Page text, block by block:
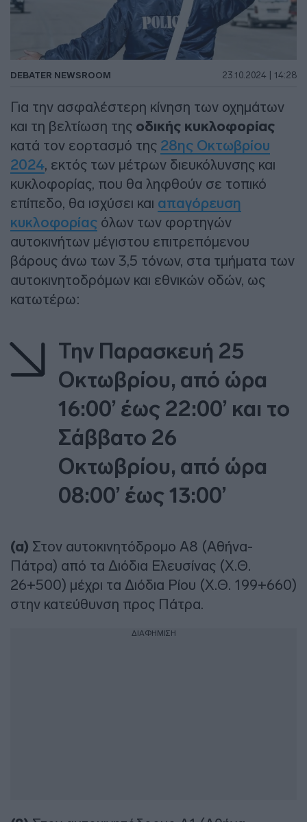
DEBATER NEWSROOM 23.10.2024 | 14:28
Για την ασφαλέστερη κίνηση των οχημάτων
και τη βελτίωση της οδικής κυκλοφορίας
κατά τον εορτασμό της 28ης Οκτωβρίου
2024, εκτός των μέτρων διευκόλυνσης και
κυκλοφορίας, που θα ληφθούν σε τοπικό
επίπεδο, θα ισχύσει και απαγόρευση
κυκλοφορίας όλων των φορτηγών
αυτοκινήτων μέγιστου επιτρεπόμενου
βάρους άνω των 3,5 τόνων, στα τμήματα των
αυτοκινητοδρόμων και εθνικών οδών, ως
κατωτέρω:
Την Παρασκευή 25
Οκτωβρίου, από ώρα
16:00’ έως 22:00’ και το
Σάββατο 26
Οκτωβρίου, από ώρα
08:00’ έως 13:00’
(α) Στον αυτοκινητόδρομο Α8 (Αθήνα-
Πάτρα) από τα Διόδια Ελευσίνας (Χ.Θ.
26+500) μέχρι τα Διόδια Ρίου (Χ.Θ. 199+660)
στην κατεύθυνση προς Πάτρα.
ΔΙΑΦΗΜΙΣΗ